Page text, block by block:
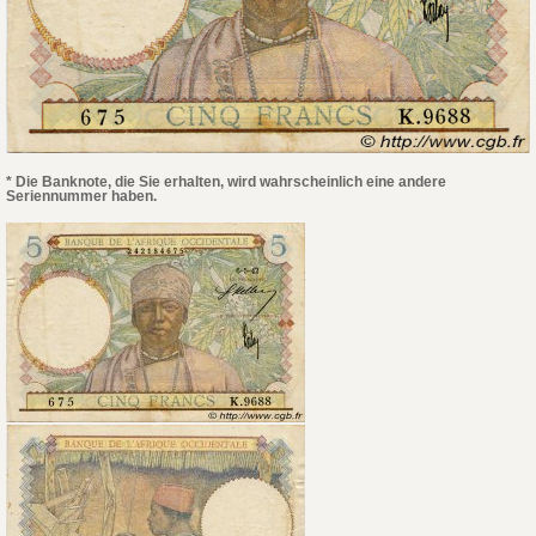
* Die Banknote, die Sie erhalten, wird wahrscheinlich eine andere
Seriennummer haben.